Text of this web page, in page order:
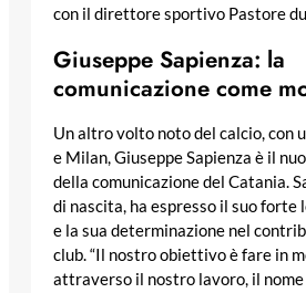
con il direttore sportivo Pastore
Giuseppe Sapienza: la
comunicazione come
Un altro volto noto del calcio, con
e Milan, Giuseppe Sapienza è il
della comunicazione del Catania.
di nascita, ha espresso il suo forte
e la sua determinazione nel
club. “Il nostro obiettivo è fare in
attraverso il nostro lavoro, il nome